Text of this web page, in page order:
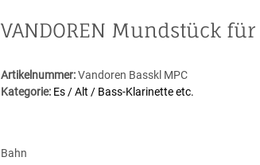
VANDOREN Mundstück
Artikelnummer:Vandoren Basskl MPC
Kategorie: Es / Alt / Bass-Klarinette etc.
Bahn